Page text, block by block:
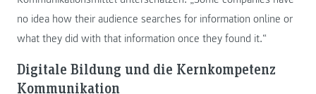
no idea how their audience searches for information online or
what they did with that information once they found it.“
Digitale Bildung und die Kernkompetenz
Kommunikation